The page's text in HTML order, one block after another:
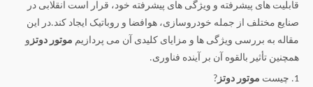
قابلیت های پیشرفته و ویژگی های پیشرفته خود، قرار است انقلابی در
صنایع مختلف از جمله خودروسازی، هوافضا و روباتیک ایجاد کند.در این
مقاله به بررسی ویژگی ها و مزایای کلیدی آن می پردازیم موتور دوتز و
همچنین تأثیر بالقوه آن بر آینده فناوری.
1. چیست
موتور دوتز ?